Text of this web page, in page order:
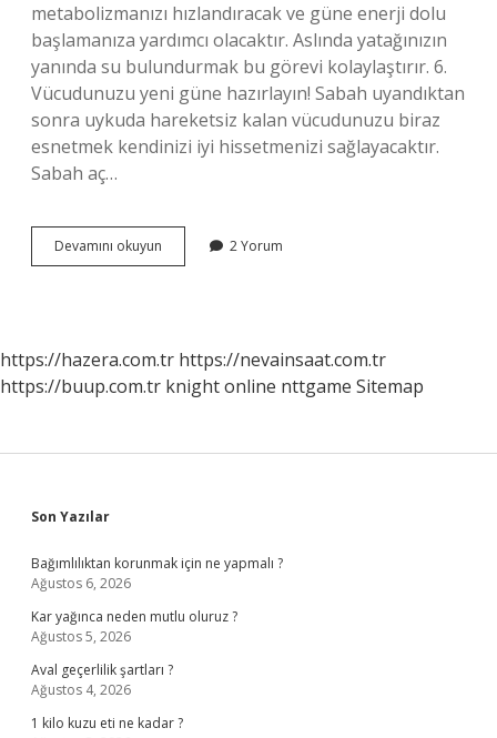
metabolizmanızı hızlandıracak ve güne enerji dolu
başlamanıza yardımcı olacaktır. Aslında yatağınızın
yanında su bulundurmak bu görevi kolaylaştırır. 6.
Vücudunuzu yeni güne hazırlayın! Sabah uyandıktan
sonra uykuda hareketsiz kalan vücudunuzu biraz
esnetmek kendinizi iyi hissetmenizi sağlayacaktır.
Sabah aç…
Devamını okuyun
Kalkınca
2 Yorum
https://hazera.com.tr https://nevainsaat.com.tr
https://buup.com.tr knight online nttgame Sitemap
Sidebar
Son Yazılar
Bağımlılıktan korunmak için ne yapmalı ?
Ağustos 6, 2026
Kar yağınca neden mutlu oluruz ?
Ağustos 5, 2026
Aval geçerlilik şartları ?
Ağustos 4, 2026
1 kilo kuzu eti ne kadar ?